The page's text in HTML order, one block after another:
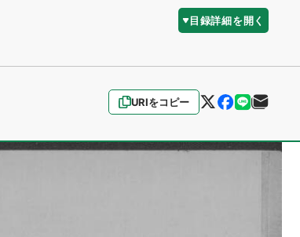
目録詳細を開く
URIをコピー